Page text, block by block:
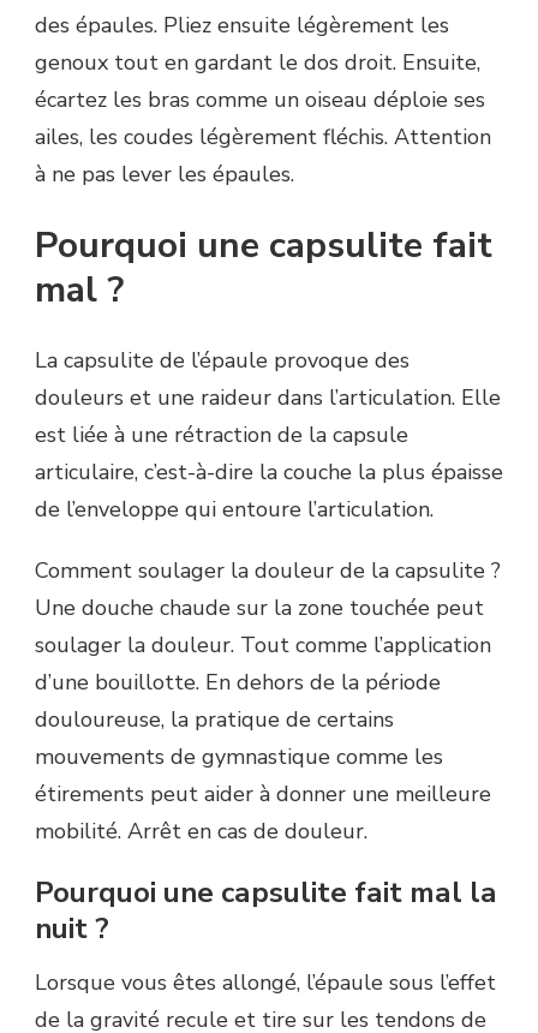
des épaules. Pliez ensuite légèrement les
genoux tout en gardant le dos droit. Ensuite,
écartez les bras comme un oiseau déploie ses
ailes, les coudes légèrement fléchis. Attention
à ne pas lever les épaules.
Pourquoi une capsulite fait
mal ?
La capsulite de l’épaule provoque des
douleurs et une raideur dans l’articulation. Elle
est liée à une rétraction de la capsule
articulaire, c’est-à-dire la couche la plus épaisse
de l’enveloppe qui entoure l’articulation.
Comment soulager la douleur de la capsulite ?
Une douche chaude sur la zone touchée peut
soulager la douleur. Tout comme l’application
d’une bouillotte. En dehors de la période
douloureuse, la pratique de certains
mouvements de gymnastique comme les
étirements peut aider à donner une meilleure
mobilité. Arrêt en cas de douleur.
Pourquoi une capsulite fait mal la
nuit ?
Lorsque vous êtes allongé, l’épaule sous l’effet
de la gravité recule et tire sur les tendons de